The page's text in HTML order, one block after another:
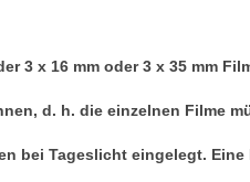
3 x 16 mm oder 3 x 35 mm
d. h. die einzelnen Filme
bei Tageslicht eingelegt.